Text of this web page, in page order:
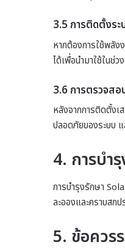
3.5 การติดตั้งร
หากต้องการใช้พลัง
ได้เพื่อนำมาใช้ในช่ว
3.6 การตรวจสอ
หลังจากการติดตั้งเ
ปลอดภัยของระบบ แ
4. การบำ
การบำรุงรักษา
ละอองและคราบสก
5. ข้อควร